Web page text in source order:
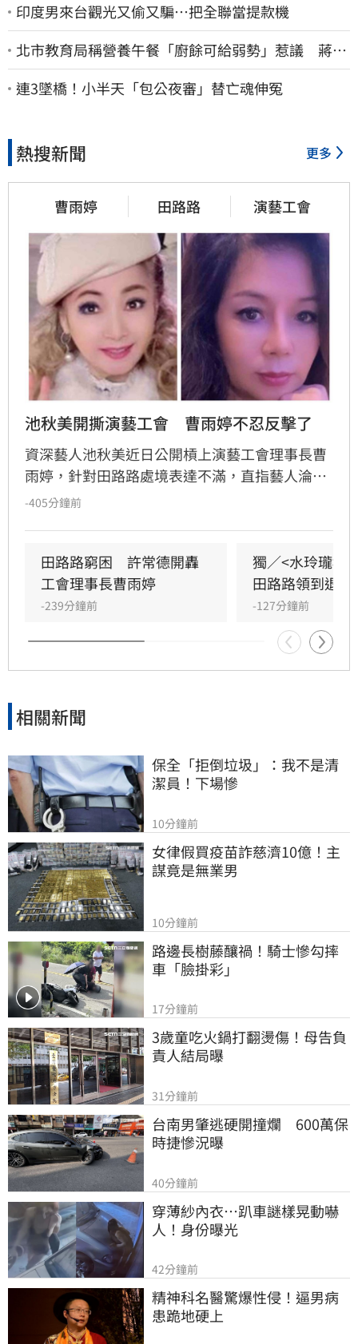
印度男來台觀光又偷又騙…把全聯當提款機
北市教育局稱營養午餐「廚餘可給弱勢」惹議 蔣萬
安急喊：不會這樣做
連3墜橋！小半天「包公夜審」替亡魂伸冤
熱搜新聞 更多
曹雨婷 田路路 演藝工會
池秋美開撕演藝工會　曹雨婷不忍反擊了
資深藝人池秋美近日公開槓上演藝工會理事長曹
雨婷，針對田路路處境表達不滿，直指藝人淪為
弱勢族群，退休保障不足。池秋美怒嗆工會未善
維護其尊嚴。
-405分鐘前
田路路窮困　許常德開轟
工會理事長曹雨婷
-239分鐘前
獨／<水玲瓏>
田路路領到退休
-127分鐘前
相關新聞
保全「拒倒垃圾」：我不是清
潔員！下場慘
10分鐘前
女律假買疫苗詐慈濟10億！主
謀竟是無業男
10分鐘前
路邊長樹藤釀禍！騎士慘勾摔
車「臉掛彩」
17分鐘前
3歲童吃火鍋打翻燙傷！母告負
責人結局曝
31分鐘前
台南男肇逃硬開撞爛　600萬保
時捷慘況曝
40分鐘前
穿薄紗內衣…趴車謎樣晃動嚇
人！身份曝光
42分鐘前
精神科名醫驚爆性侵！逼男病
患跪地硬上